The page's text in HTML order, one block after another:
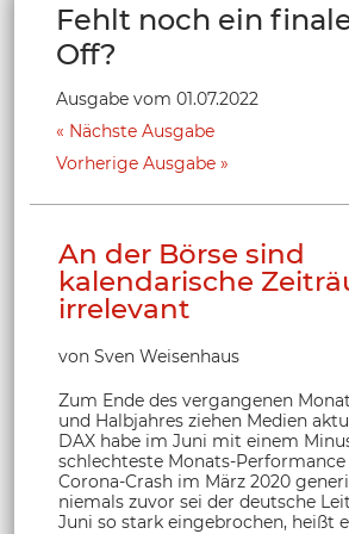
Fehlt noch ein
Off?
Ausgabe vom 01.07.2022
Nächste Ausgabe
Vorherige Ausgabe
An der Börse sind
kalendarische
irrelevant
von Sven Weisenhaus
Zum Ende des vergangenen
und Halbjahres ziehen Medien
DAX habe im Juni mit einem Minus
schlechteste Monats-
Corona-Crash im März 2020
niemals zuvor sei der deutsche
Juni so stark eingebrochen, heißt